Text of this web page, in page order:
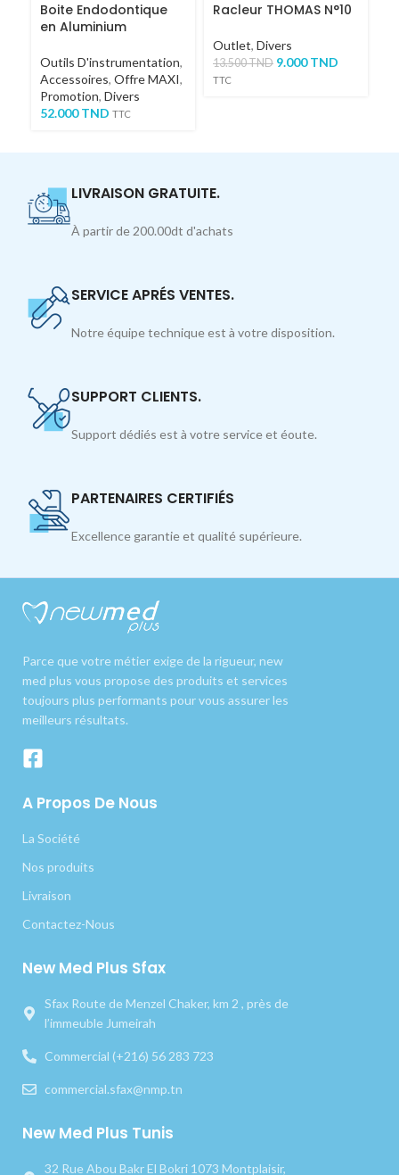
Boite Endodontique
en Aluminium
Outils D'instrumentation,
Accessoires, Offre MAXI,
Promotion, Divers
52.000TND TTC
Racleur THOMAS N°10
Outlet, Divers
13.500TND 9.000TND
TTC
LIVRAISON GRATUITE.
À partir de 200.00dt d'achats
SERVICE APRÉS VENTES.
Notre équipe technique est à votre disposition.
SUPPORT CLIENTS.
Support dédiés est à votre service et éoute.
PARTENAIRES CERTIFIÉS
Excellence garantie et qualité supérieure.
Parce que votre métier exige de la rigueur, new
med plus vous propose des produits et services
toujours plus performants pour vous assurer les
meilleurs résultats.
A Propos De Nous
La Société
Nos produits
Livraison
Contactez-Nous
New Med Plus Sfax
Sfax Route de Menzel Chaker, km 2 , près de
l’immeuble Jumeirah
Commercial (+216) 56 283 723
commercial.sfax@nmp.tn
New Med Plus Tunis
32 Rue Abou Bakr El Bokri 1073 Montplaisir,